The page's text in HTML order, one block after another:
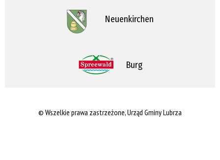
Neuenkirchen
Burg
© Wszelkie prawa zastrzeżone, Urząd Gminy Lubrza